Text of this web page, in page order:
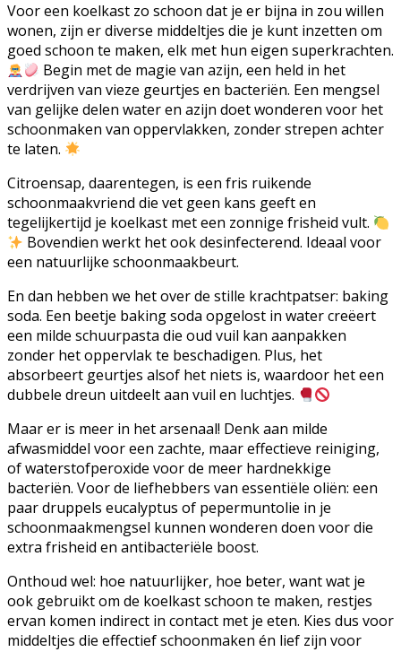
Voor een koelkast zo schoon dat je er bijna in zou willen
wonen, zijn er diverse middeltjes die je kunt inzetten om
goed schoon te maken, elk met hun eigen superkrachten.
Begin met de magie van azijn, een held in het
verdrijven van vieze geurtjes en bacteriën. Een mengsel
van gelijke delen water en azijn doet wonderen voor het
schoonmaken van oppervlakken, zonder strepen achter
te laten.
Citroensap, daarentegen, is een fris ruikende
schoonmaakvriend die vet geen kans geeft en
tegelijkertijd je koelkast met een zonnige frisheid vult.
Bovendien werkt het ook desinfecterend. Ideaal voor
een natuurlijke schoonmaakbeurt.
En dan hebben we het over de stille krachtpatser: baking
soda. Een beetje baking soda opgelost in water creëert
een milde schuurpasta die oud vuil kan aanpakken
zonder het oppervlak te beschadigen. Plus, het
absorbeert geurtjes alsof het niets is, waardoor het een
dubbele dreun uitdeelt aan vuil en luchtjes.
Maar er is meer in het arsenaal! Denk aan milde
afwasmiddel voor een zachte, maar effectieve reiniging,
of waterstofperoxide voor de meer hardnekkige
bacteriën. Voor de liefhebbers van essentiële oliën: een
paar druppels eucalyptus of pepermuntolie in je
schoonmaakmengsel kunnen wonderen doen voor die
extra frisheid en antibacteriële boost.
Onthoud wel: hoe natuurlijker, hoe beter, want wat je
ook gebruikt om de koelkast schoon te maken, restjes
ervan komen indirect in contact met je eten. Kies dus voor
middeltjes die effectief schoonmaken én lief zijn voor